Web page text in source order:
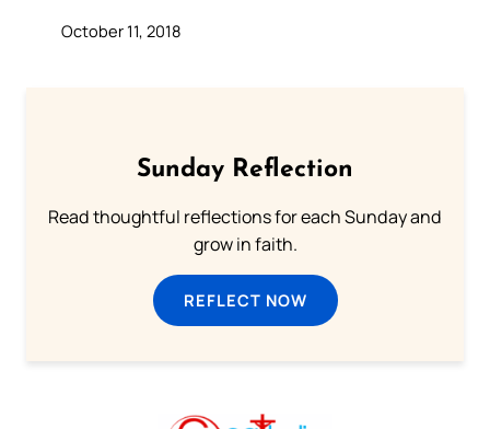
October 11, 2018
Sunday Reflection
Read thoughtful reflections for each Sunday and
grow in faith.
REFLECT NOW